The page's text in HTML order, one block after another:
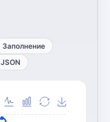
Заполнение
JSON